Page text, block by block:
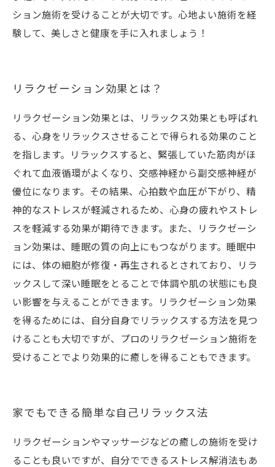
ション施術を受けることが大切です。心地よい施術を経
験して、美しさと健康を手に入れましょう！
リラクゼーション効果とは？
リラクゼーション効果とは、リラックス効果とも呼ばれ
る、心身をリラックスさせることで得られる効果のこと
を指します。リラックスすると、緊張していた筋肉がほ
ぐれて血液循環がよくなり、交感神経から副交感神経が
優位になります。その結果、心拍数や血圧が下がり、精
神的なストレスが軽減されるため、心身の疲れやストレ
スを軽減する効果が期待できます。また、リラクゼーシ
ョン効果は、睡眠の質の向上にもつながります。睡眠中
には、体の細胞が修復・再生されるとされており、リラ
ックスして深い睡眠をとることで体調や肌の状態にも良
い影響を与えることができます。リラクゼーション効果
を得るためには、自分自身でリラックスする方法を見つ
けることも大切ですが、プロのリラクゼーション施術を
受けることでより効果的に癒しを得ることもできます。
家でもできる簡単な自己リラックス法
リラクゼーションやマッサージなどの癒しの施術を受け
ることも良いですが、自分でできるストレス解消法もあ